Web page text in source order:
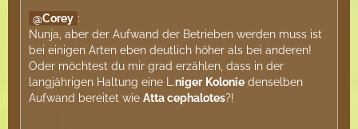
Corey :
Nunja, aber der Aufwand der Betrieben werden muss ist
bei einigen Arten eben deutlich höher als bei anderen!
Oder möchtest du mir grad erzählen, dass in der
langjährigen Haltung eine L.niger Kolonie denselben
Aufwand bereitet wie Atta cephalotes?!